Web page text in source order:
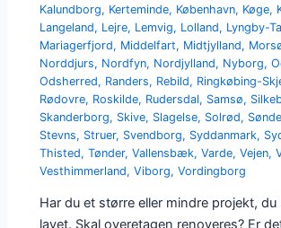
Kalundborg, Kerteminde, København, Køge,
Langeland, Lejre, Lemvig, Lolland, Lyngby-
Mariagerfjord, Middelfart, Midtjylland,
Norddjurs, Nordfyn, Nordjylland, Nyborg,
Odsherred, Randers, Rebild, Ringkøbing-
Rødovre, Roskilde, Rudersdal, Samsø,
Skanderborg, Skive, Slagelse, Solrød,
Stevns, Struer, Svendborg, Syddanmark,
Thisted,Tønder,Vallensbæk,Varde,Vejen,
Vesthimmerland,Viborg,Vordingborg
Har du et større eller mindre projekt, du
lavet. Skal overetagen renoveres? Er